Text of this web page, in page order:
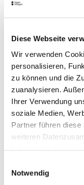
Diese Webseite
Wir verwenden
personalisieren,
zu können und die
zuanalysieren.
Ihrer Verwendung
soziale Medien,
Partner führen
weiteren
Impressum
Notwendig
Kinder
Bus vorhanden
Ihre